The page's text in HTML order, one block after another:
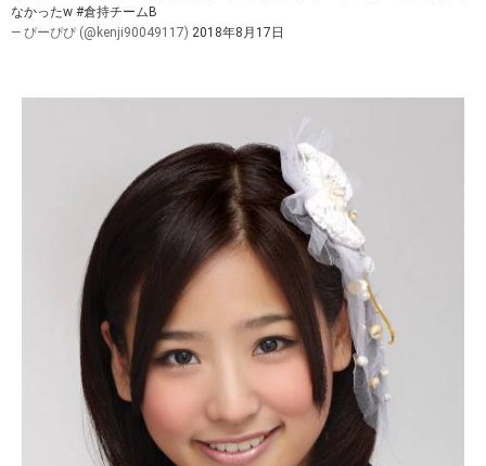
なかったw #倉持チームB
— ぴーぴぴ (@kenji90049117) 2018年8月17日